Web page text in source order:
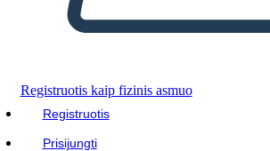
Registruotis kaip fizinis asmuo
Registruotis
Prisijungti